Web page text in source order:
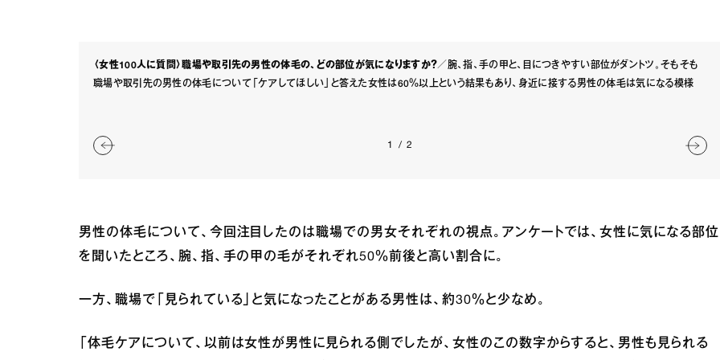
〈女性100人に質問〉職場や取引先の男性の体毛の、どの部位が気になりますか？／腕、指、手の甲と、目につきやすい部位がダントツ。そもそも
職場や取引先の男性の体毛について「ケアしてほしい」と答えた女性は60％以上という結果もあり、身近に接する男性の体毛は気になる模様
1 / 2
男性の体毛について、今回注目したのは職場での男女それぞれの視点。アンケートでは、女性に気になる部位
を聞いたところ、腕、指、手の甲の毛がそれぞれ50％前後と高い割合に。
一方、職場で「見られている」と気になったことがある男性は、約30％と少なめ。
「体毛ケアについて、以前は女性が男性に見られる側でしたが、女性のこの数字からすると、男性も見られる